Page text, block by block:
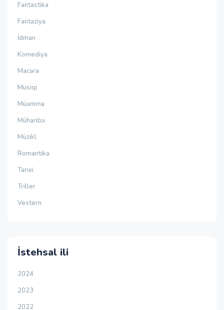
Fantastika
Fantaziya
İdman
Komediya
Macəra
Musiqi
Müəmma
Müharibə
Müzikl
Romantika
Tarixi
Triller
Vestern
İstehsal ili
2024
2023
2022